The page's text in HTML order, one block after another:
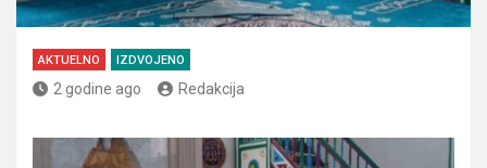
AKTUELNO IZDVOJENO
2 godine ago Redakcija